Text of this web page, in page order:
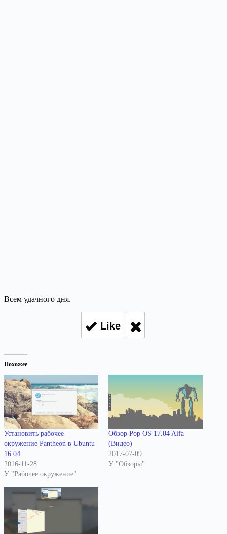
Всем удачного дня.
Like
Похожее
Установить рабочее
окружение Pantheon в Ubuntu
16.04
2016-11-28
У "Рабочее окружение"
Обзор Pop OS 17.04 Alfa
(Видео)
2017-07-09
У "Обзоры"